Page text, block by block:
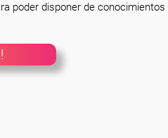
poder disponer de